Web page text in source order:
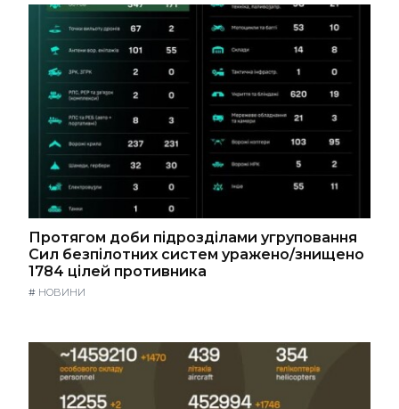
Протягом доби підрозділами угруповання
Сил безпілотних систем уражено/знищено
1784 цілей противника
# НОВИНИ